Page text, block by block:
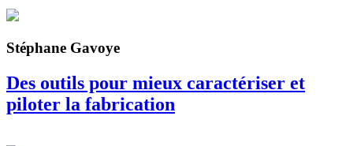
Stéphane Gavoye
Des outils pour mieux caractériser et
piloter la fabrication